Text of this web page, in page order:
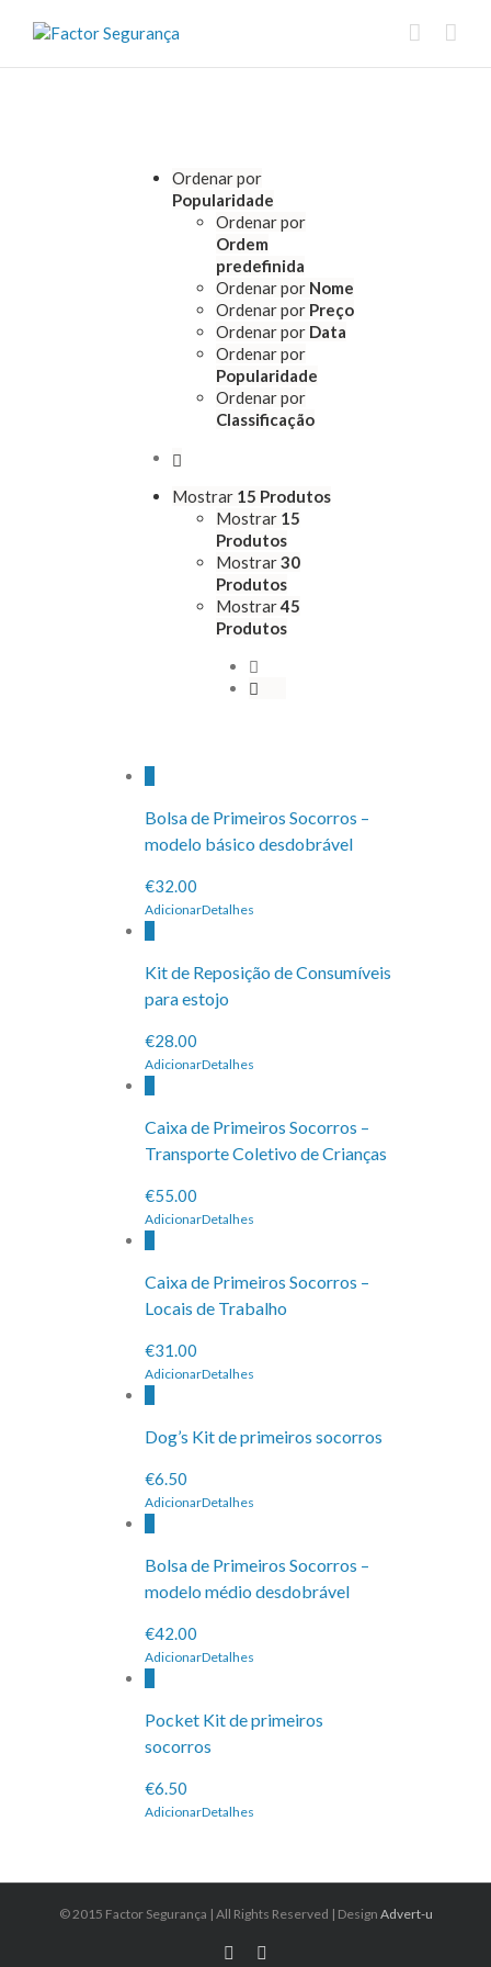
Ordenar por
Popularidade
Ordenar por
Ordem
predefinida
Ordenar por Nome
Ordenar por Preço
Ordenar por Data
Ordenar por
Popularidade
Ordenar por
Classificação
Mostrar 15 Produtos
Mostrar 15
Produtos
Mostrar30
Produtos
Mostrar45
Produtos
Bolsa de Primeiros Socorros –
modelo básico desdobrável
€32.00
AdicionarDetalhes
Kit de Reposição de Consumíveis
para estojo
€28.00
AdicionarDetalhes
Caixa de Primeiros Socorros –
Transporte Coletivo de Crianças
€55.00
AdicionarDetalhes
Caixa de Primeiros Socorros –
Locais de Trabalho
€31.00
AdicionarDetalhes
Dog’s Kit de primeiros socorros
€6.50
AdicionarDetalhes
Bolsa de Primeiros Socorros –
modelo médio desdobrável
€42.00
AdicionarDetalhes
Pocket Kit de primeiros
socorros
€6.50
AdicionarDetalhes
© 2015 Factor Segurança | All Rights Reserved | Design Advert-u